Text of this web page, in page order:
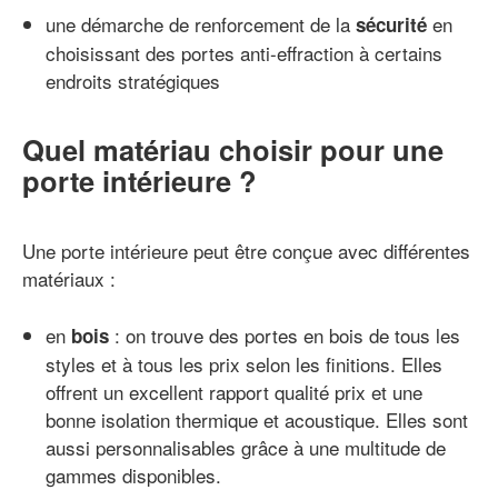
une démarche de renforcement de la sécurité en
choisissant des portes anti-effraction à certains
endroits stratégiques
Quel matériau choisir pour une
porte intérieure ?
Une porte intérieure peut être conçue avec différentes
matériaux :
en bois : on trouve des portes en bois de tous les
styles et à tous les prix selon les finitions. Elles
offrent un excellent rapport qualité prix et une
bonne isolation thermique et acoustique. Elles sont
aussi personnalisables grâce à une multitude de
gammes disponibles.